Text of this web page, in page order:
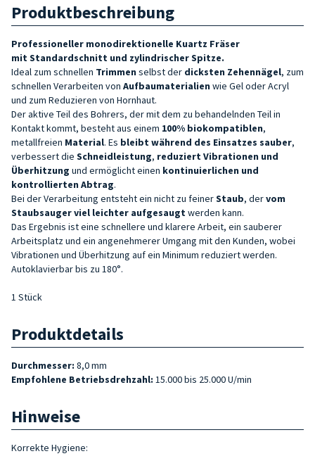
Produktbeschreibung
Professioneller monodirektionelle Kuartz Fräser
mit Standardschnitt und zylindrischer Spitze.
Ideal zum schnellen Trimmen selbst der dicksten Zehennägel, zum
schnellen Verarbeiten von Aufbaumaterialien wie Gel oder Acryl
und zum Reduzieren von Hornhaut.
Der aktive Teil des Bohrers, der mit dem zu behandelnden Teil in
Kontakt kommt, besteht aus einem 100% biokompatiblen,
metallfreien Material. Es bleibt während des Einsatzes sauber,
verbessert die Schneidleistung, reduziert Vibrationen und
Überhitzung und ermöglicht einen kontinuierlichen und
kontrollierten Abtrag.
Bei der Verarbeitung entsteht ein nicht zu feinerStaub, dervom
Staubsauger viel leichter aufgesaugt werden kann.
Das Ergebnis ist eine schnellere und klarere Arbeit, ein sauberer
Arbeitsplatz und ein angenehmerer Umgang mit den Kunden, wobei
Vibrationen und Überhitzung auf ein Minimum reduziert werden.
Autoklavierbar bis zu 180°.
1 Stück
Produktdetails
Durchmesser: 8,0 mm
Empfohlene Betriebsdrehzahl: 15.000 bis 25.000 U/min
Hinweise
Korrekte Hygiene: